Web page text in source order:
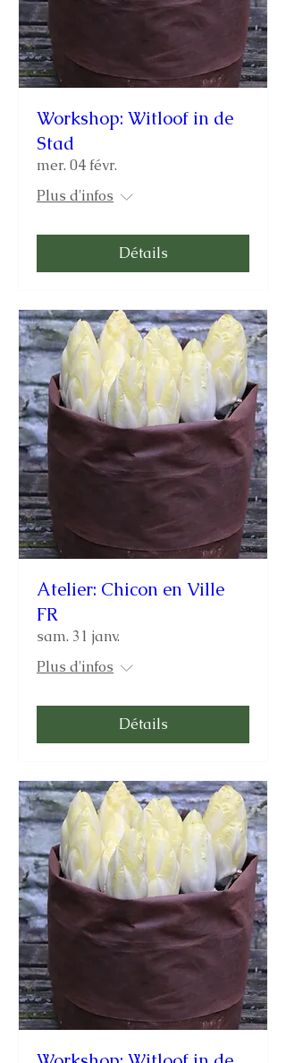
Workshop: Witloof in de
Stad
mer. 04 févr.
Plus d'infos
Détails
Atelier: Chicon en Ville
FR
sam. 31 janv.
Plus d'infos
Détails